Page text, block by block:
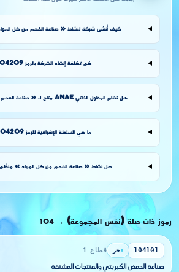
كيف أُنشئ شركة لنشاط « صناعة الفحم من كل
كم تكلفة إنشاء الشركة بالرمز 104209؟
هل نظام المقاول الذاتي ANAE متاح لـ « صناعة الفحم من كل المواد »؟
ما هي السلطة الإشرافية للرمز 104209؟
هل نشاط « صناعة الفحم من كل المواد » منظَّم
رموز ذات صلة (نفس المجموعة) →
104
104101 حر قطاع 1
صناعة الحمض الكبريتي والمنتجات المشتقة